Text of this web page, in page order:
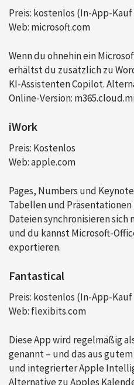
Preis: kostenlos (In-App-
Web: microsoft.com
Wenn du ohnehin ein
erhältst du zusätzlich zu
KI-Assistenten Copilot.
Online-Version:
iWork
Preis: Kostenlos
Web: apple.com
Pages, Numbers und
Tabellen und
Dateien synchronisieren
und du kannst Microsoft-
exportieren.
Fantastical
Preis: kostenlos (In-App-
Web: flexibits.com
Diese App wird regelmäßig
genannt – und das aus
und integrierter Apple
Alternative zu Apples